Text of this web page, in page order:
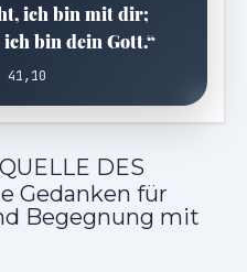
ich bin mit dir;
bin dein Gott.“
41,10
DES
Gedanken für
Begegnung mit